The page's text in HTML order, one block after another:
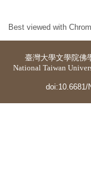
Best viewed with
臺灣大學文學院佛
National Taiwan
doi:10.6681/